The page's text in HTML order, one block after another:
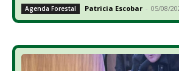
Agenda Forestal Patricia Escobar - 05/08/